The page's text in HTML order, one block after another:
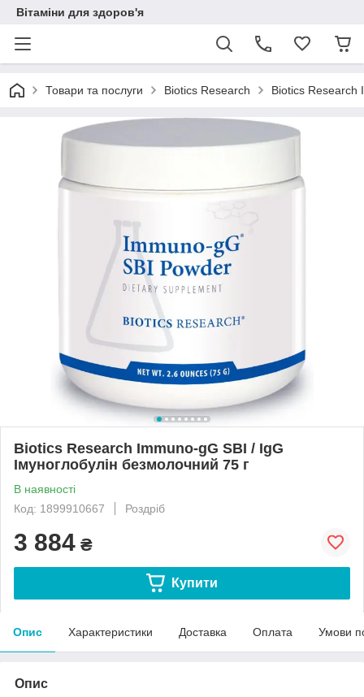
Вітаміни для здоров'я
Товари та послуги Biotics Research Biotics Research
Biotics Research Immuno-gG SBI / IgG
Імуноглобулін безмолочний 75 г
В наявності
Код: 1899910667
Роздріб
3 884 ₴
Купити
Опис Характеристики Доставка Оплата Умови
Опис